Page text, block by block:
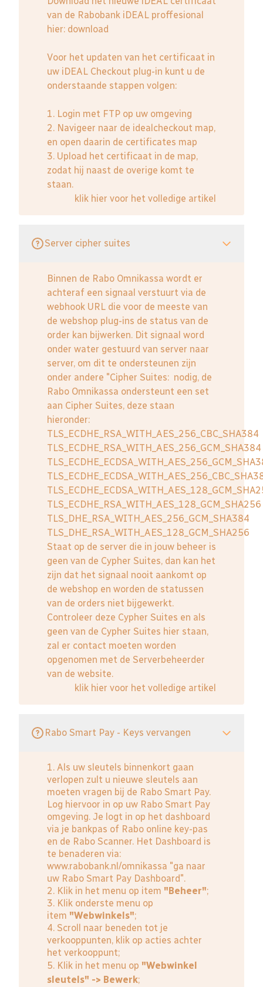
van de Rabobank iDEAL proffesional
hier: download
Voor het updaten van het certificaat in
uw iDEAL Checkout plug-in kunt u de
onderstaande stappen volgen:
1. Login met FTP op uw omgeving
2. Navigeer naar de idealcheckout map,
en open daarin de certificates map
3. Upload het certificaat in de map,
zodat hij naast de overige komt te
staan.
klik hier voor het volledige artikel
Server cipher suites
Binnen de Rabo Omnikassa wordt er
achteraf een signaal verstuurt via de
webhook URL die voor de meeste van
de webshop plug-ins de status van de
order kan bijwerken. Dit signaal word
onder water gestuurd van server naar
server, om dit te ondersteunen zijn
onder andere "Cipher Suites: nodig, de
Rabo Omnikassa ondersteunt een set
aan Cipher Suites, deze staan
hieronder:
TLS_ECDHE_RSA_WITH_AES_256_CBC_SHA384
TLS_ECDHE_RSA_WITH_AES_256_GCM_SHA384
TLS_ECDHE_RSA_WITH_AES_128_GCM_SHA256
TLS_DHE_RSA_WITH_AES_256_GCM_SHA384
TLS_DHE_RSA_WITH_AES_128_GCM_SHA256
Staat op de server die in jouw beheer is
geen van de Cypher Suites, dan kan het
zijn dat het signaal nooit aankomt op
de webshop en worden de statussen
van de orders niet bijgewerkt.
Controleer deze Cypher Suites en als
geen van de Cypher Suites hier staan,
zal er contact moeten worden
opgenomen met de Serverbeheerder
van de website.
klik hier voor het volledige artikel
Rabo Smart Pay - Keys vervangen
1. Als uw sleutels binnenkort gaan
verlopen zult u nieuwe sleutels aan
moeten vragen bij de Rabo Smart Pay.
Log hiervoor in op uw Rabo Smart Pay
omgeving. Je logt in op het dashboard
via je bankpas of Rabo online key-pas
en de Rabo Scanner. Het Dashboard is
te benaderen via:
www.rabobank.nl/omnikassa "ga naar
uw Rabo Smart Pay Dashboard".
2. Klik in het menu op item "Beheer";
3. Klik onderste menu op
item "Webwinkels";
4. Scroll naar beneden tot je
verkooppunten, klik op acties achter
het verkooppunt;
5. Klik in het menu op "Webwinkel
sleutels" -> Bewerk;